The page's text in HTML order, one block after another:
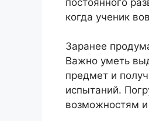
когда ученик
Заранее
Важно уметь
предмет и
испытаний.
возможностям